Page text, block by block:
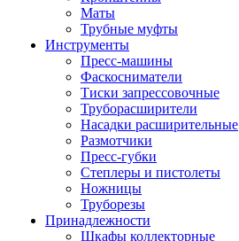
Маты
Трубные муфты
Инструменты
Пресс-машины
Фаскосниматели
Тиски запрессовочные
Труборасширители
Насадки расширительные
Размотчики
Пресс-губки
Степлеры и пистолеты
Ножницы
Труборезы
Принадлежности
Шкафы коллекторные